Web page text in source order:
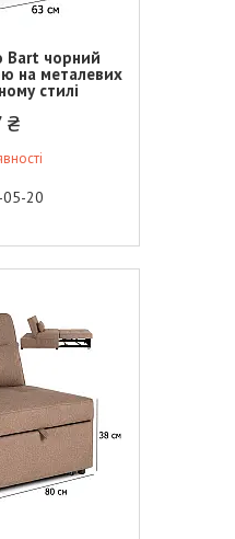
Bart чорний
на металевих
стилі
₴
20